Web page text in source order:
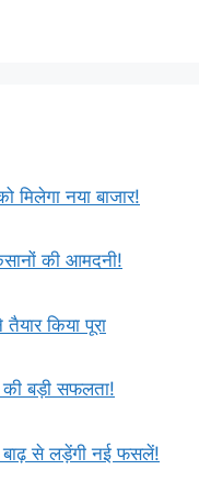
मिलेगा नया बाजार!
की आमदनी!
किया पूरा
बड़ी सफलता!
से लड़ेंगी नई फसलें!